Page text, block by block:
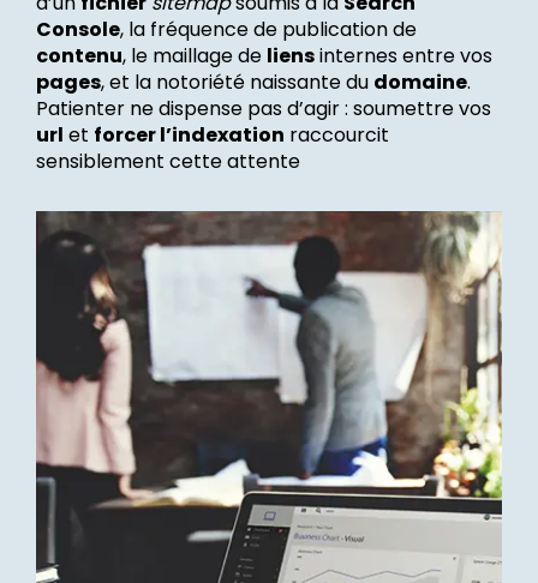
Console, la fréquence de publication de
contenu, le maillage de liensinternes entre vos
pages, et la notoriété naissante du domaine.
Patienter ne dispense pas d’agir : soumettre vos
url et forcer l’indexation raccourcit
sensiblement cette attente